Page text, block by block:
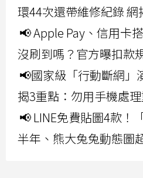
環44次還帶維修紀錄
📢 Apple Pay、信用卡
沒刷到嗎？官方曝扣款
📢國家級「行動斷網」
揭3重點：勿用手機處
📢 LINE免費貼圖4款！
半年、熊大兔兔動態圖